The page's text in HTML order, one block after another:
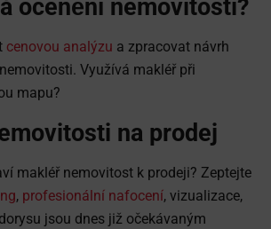
ocenění nemovitosti?
cenovou analýzu a zpracovat návrh
Využívá makléř při
mapu?
na prodej
makléř nemovitost k prodeji? Zeptejte
, profesionální nafocení, vizualizace,
jsou dnes již očekávaným